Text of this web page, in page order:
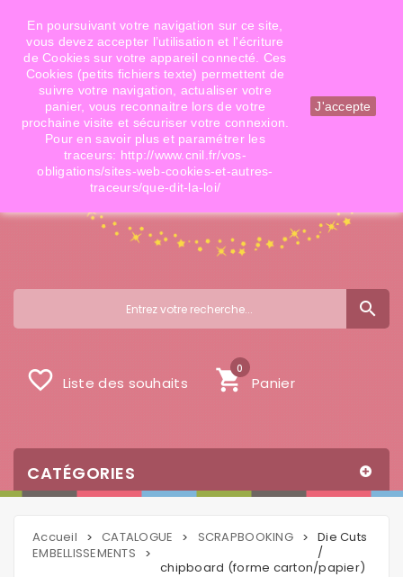
Téléphone: 06 09 14 02 79 Email: info@doigtsdefees.com
Mon compte
search
shopping_cart Panier
0
favorite_border Liste des souhaits
CATÉGORIES
Accueil > CATALOGUE > SCRAPBOOKING >
EMBELLISSEMENTS
>
Die Cuts
/
chipboard (forme carton/papier)
En poursuivant votre navigation sur ce site,
vous devez accepter l’utilisation et l'écriture
de Cookies sur votre appareil connecté. Ces
Cookies (petits fichiers texte) permettent de
suivre votre navigation, actualiser votre
panier, vous reconnaitre lors de votre
prochaine visite et sécuriser votre connexion.
Pour en savoir plus et paramétrer les
traceurs: http://www.cnil.fr/vos-
obligations/sites-web-cookies-et-autres-
traceurs/que-dit-la-loi/
J'accepte